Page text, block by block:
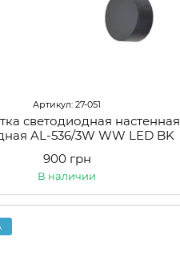
Артикул: 27-051
светодиодная настенная
AL-536/3W WW LED BK
900 грн
В наличии